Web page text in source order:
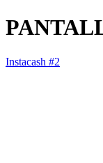
Instacash #2